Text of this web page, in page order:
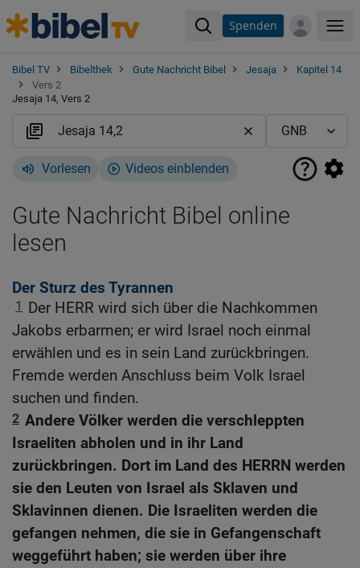
Spenden
Bibel TV Bibelthek Gute Nachricht Bibel Jesaja
Kapitel 14
Vers 2
Jesaja 14, Vers 2
Vorlesen Videos einblenden
Gute Nachricht Bibel online
lesen
Der Sturz des Tyrannen
1
Der HERR wird sich über die Nachkommen
Jakobs erbarmen; er wird Israel noch einmal
erwählen und es in sein Land zurückbringen.
Fremde werden Anschluss beim Volk Israel
suchen und finden.
2 Andere Völker werden die verschleppten
Israeliten abholen und in ihr Land
zurückbringen. Dort im Land des HERRN werden
sie den Leuten von Israel als Sklaven und
Sklavinnen dienen. Die Israeliten werden die
gefangen nehmen, die sie in Gefangenschaft
weggeführt haben; sie werden über ihre